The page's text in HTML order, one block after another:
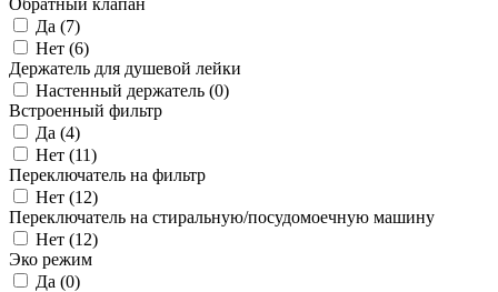
Да (7)
Нет (6)
Держатель для душевой лейки
Настенный держатель (0)
Встроенный фильтр
Да (4)
Нет (11)
Переключатель на фильтр
Нет (12)
Переключатель на стиральную/посудомоечную машину
Нет (12)
Эко режим
Да (0)